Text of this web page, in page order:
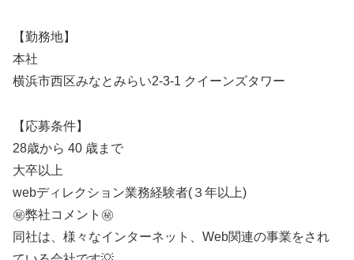
【勤務地】
本社
横浜市西区みなとみらい2-3-1 クイーンズタワー
【応募条件】
28歳から 40 歳まで
大卒以上
webディレクション業務経験者(３年以上)
㊙️弊社コメント㊙️
同社は、様々なインターネット、Web関連の事業をされ